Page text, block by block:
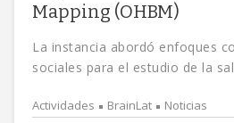
Mapping (OHBM)
La instancia abordó enfoques
sociales para el estudio de la
Actividades BrainLat Noticias